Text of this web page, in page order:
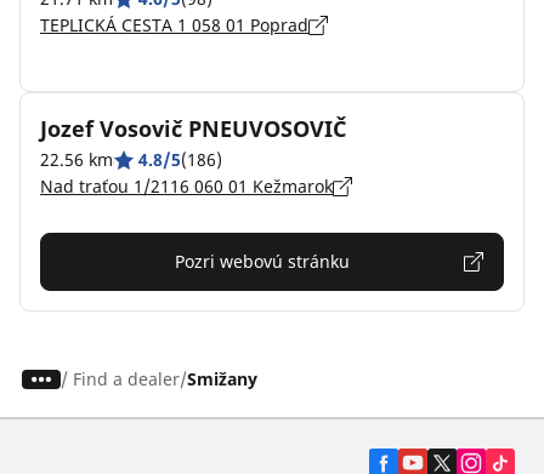
TEPLICKÁ CESTA 1 058 01 Poprad
Jozef Vosovič PNEUVOSOVIČ
22.56 km 4.8/5(186)
Nad traťou 1/2116 060 01 Kežmarok
Pozri webovú stránku
/ Find a dealer Smižany